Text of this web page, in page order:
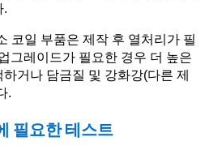
.
코일 부품은 제작 후 열처리가 필
그레이드가 필요한 경우 더 높은
거나 담금질 및 강화강(다른 제
.
필요한 테스트